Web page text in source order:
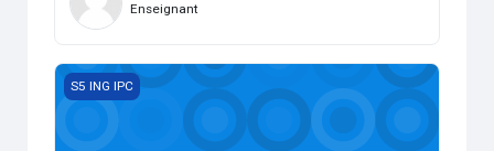
Enseignant
Appareils de mesure- Instrumentation
S5 ING IPC